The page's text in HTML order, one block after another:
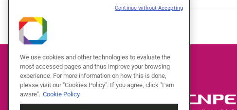
We use cookies and other technologies to evaluate the
most accessed pages and thus improve your browsing
experience. For more information on how this is done,
please visit our "Cookies Policy". If you agree, click "I am
aware". Cookie Policy
Continue without Accepting